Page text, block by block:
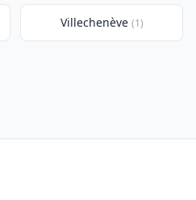
Villechenève (1)